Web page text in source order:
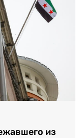
из